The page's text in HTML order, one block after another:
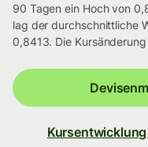
90 Tagen ein Hoch von
lag der durchschnittliche
0,8413. Die
Kursentwicklung